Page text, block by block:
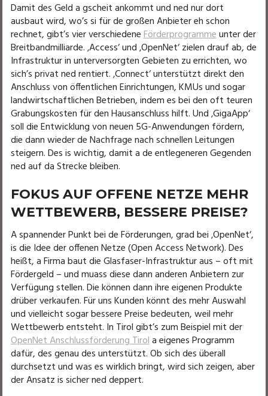
Damit des Geld a gscheit ankommt und ned nur dort
ausbaut wird, wo’s si für de großen Anbieter eh schon
rechnet, gibt’s vier verschiedeneFörderprogrammeunter der
Breitbandmilliarde. ‚Access‘ und ‚OpenNet‘ zielen drauf ab, de
Infrastruktur in unterversorgten Gebieten zu errichten, wo
sich’s privat ned rentiert. ‚Connect‘ unterstützt direkt den
Anschluss von öffentlichen Einrichtungen, KMUs und sogar
landwirtschaftlichen Betrieben, indem es bei den oft teuren
Grabungskosten für den Hausanschluss hilft. Und ‚GigaApp‘
soll die Entwicklung von neuen 5G-Anwendungen fördern,
die dann wieder de Nachfrage nach schnellen Leitungen
steigern. Des is wichtig, damit a de entlegeneren Gegenden
ned auf da Strecke bleiben.
FOKUS AUF OFFENE NETZE MEHR
WETTBEWERB, BESSERE PREISE?
A spannender Punkt bei de Förderungen, grad bei ‚OpenNet‘,
is die Idee der offenen Netze (Open Access Network). Des
heißt, a Firma baut die Glasfaser-Infrastruktur aus – oft mit
Fördergeld – und muass diese dann anderen Anbietern zur
Verfügung stellen. Die können dann ihre eigenen Produkte
drüber verkaufen. Für uns Kunden könnt des mehr Auswahl
und vielleicht sogar bessere Preise bedeuten, weil mehr
Wettbewerb entsteht. In Tirol gibt’s zum Beispiel mit der
OpenNet Anschlussförderung Tirola eigenes Programm
dafür, des genau des unterstützt. Ob sich des überall
durchsetzt und was es wirklich bringt, wird sich zeigen, aber
der Ansatz is sicher ned deppert.